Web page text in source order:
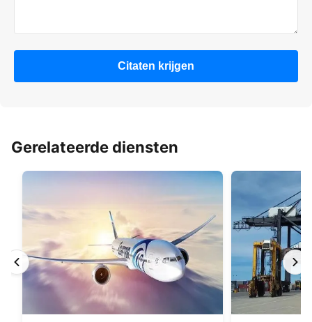
Citaten krijgen
Gerelateerde diensten